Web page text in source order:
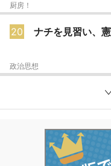
厨房！
20 ナチを見習い、
政治思想